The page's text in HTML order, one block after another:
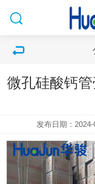
微孔硅酸钙
发布日期：